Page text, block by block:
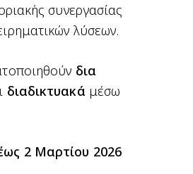
συνεργασίας
λύσεων.
δια
διαδικτυακά μέσω
2 Μαρτίου 2026